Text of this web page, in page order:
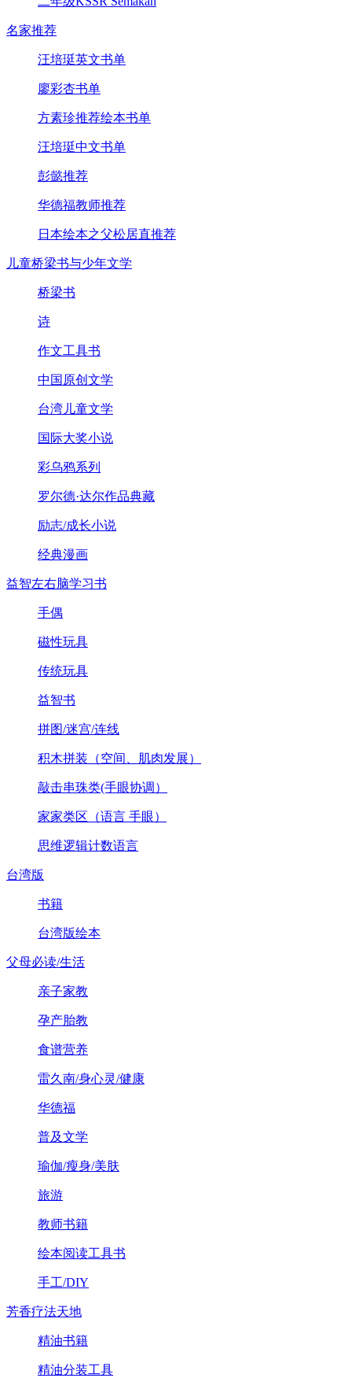
名家推荐
汪培珽英文书单
廖彩杏书单
方素珍推荐绘本书单
汪培珽中文书单
彭懿推荐
华德福教师推荐
日本绘本之父松居直推荐
儿童桥梁书与少年文学
桥梁书
诗
作文工具书
中国原创文学
台湾儿童文学
国际大奖小说
彩乌鸦系列
罗尔德·达尔作品典藏
励志/成长小说
经典漫画
益智左右脑学习书
手偶
磁性玩具
传统玩具
益智书
拼图/迷宫/连线
积木拼装（空间、肌肉发展）
敲击串珠类(手眼协调）
家家类区（语言 手眼）
思维逻辑计数语言
台湾版
书籍
台湾版绘本
父母必读/生活
亲子家教
孕产胎教
食谱营养
雷久南/身心灵/健康
华德福
普及文学
瑜伽/瘦身/美肤
旅游
教师书籍
绘本阅读工具书
手工/DIY
芳香疗法天地
精油书籍
精油分装工具